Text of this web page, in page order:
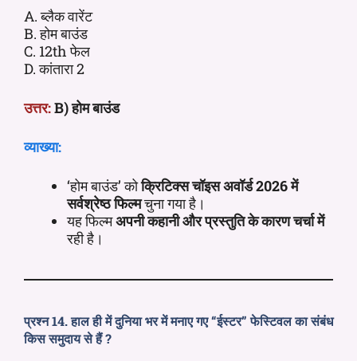
A. ब्लैक वारेंट
B. होम बाउंड
C. 12th फेल
D. कांतारा 2
उत्तर:B) होम बाउंड
व्याख्या:
‘होम बाउंड’ कोक्रिटिक्स चॉइस अवॉर्ड 2026 में
सर्वश्रेष्ठ फिल्मचुना गया है।
यह फिल्मअपनी कहानी और प्रस्तुति के कारण चर्चा में
रही है।
प्रश्न 14. हाल ही में दुनिया भर में मनाए गए “ईस्टर” फेस्टिवल का संबंध
किस समुदाय से हैं ?